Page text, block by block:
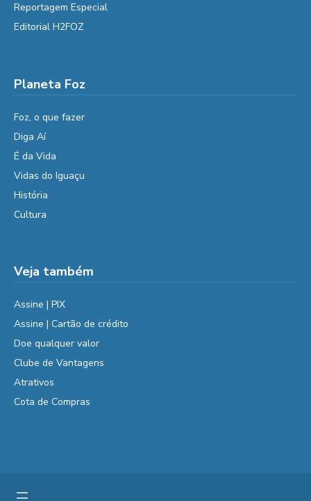
Reportagem Especial
Editorial H2FOZ
Planeta Foz
Foz, o que fazer
Diga Aí
É da Vida
Vidas do Iguaçu
História
Cultura
Veja também
Assine | PIX
Assine | Cartão de crédito
Doe qualquer valor
Clube de Vantagens
Atrativos
Cota de Compras